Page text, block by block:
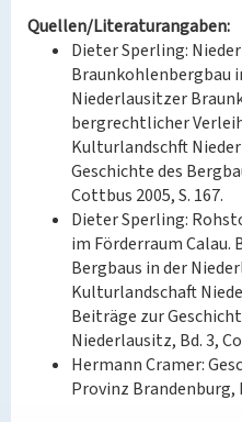
Quellen/Literaturangaben:
Dieter Sperling:
Braunkohlenbergbau
Niederlausitzer
bergrechtlicher
Kulturlandschft
Geschichte des
Cottbus 2005, S. 167.
Dieter Sperling:
im Förderraum Calau.
Bergbaus in der
Kulturlandschaft
Beiträge zur
Niederlausitz, Bd. 3,
Hermann Cramer:
Provinz Brandenburg,